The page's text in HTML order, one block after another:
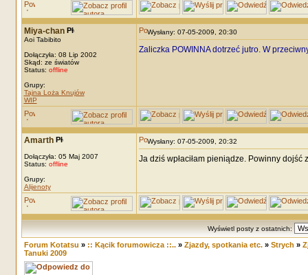
Miya-chan
Aoi Tabibito
Dołączyła: 08 Lip 2002
Skąd: ze światów
Status: offline
Grupy:
Tajna Loża Knujów
WIP
Wysłany: 07-05-2009, 20:30
Zaliczka POWINNA dotrzeć jutro. W
Amarth
Dołączyła: 05 Maj 2007
Status: offline
Grupy:
Alijenoty
Wysłany: 07-05-2009, 20:32
Ja dziś wpłaciłam pieniądze. Powinny dojść
Wyświetl posty z ostatnich:
Forum Kotatsu » :: Kącik forumowicza ::..» Zjazdy, spotkania etc.» Strych »
Tanuki 2009